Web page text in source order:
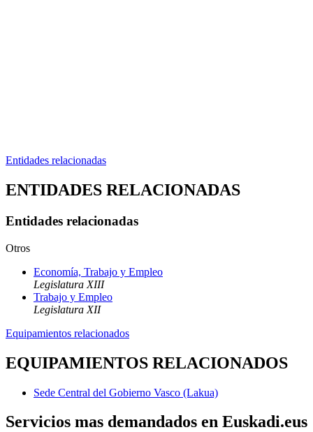
Entidades relacionadas
ENTIDADES RELACIONADAS
Entidades relacionadas
Otros
Economía, Trabajo y Empleo
Legislatura XIII
Trabajo y Empleo
Legislatura XII
Equipamientos relacionados
EQUIPAMIENTOS RELACIONADOS
Sede Central del Gobierno Vasco (Lakua)
Servicios mas demandados en Euskadi.eus